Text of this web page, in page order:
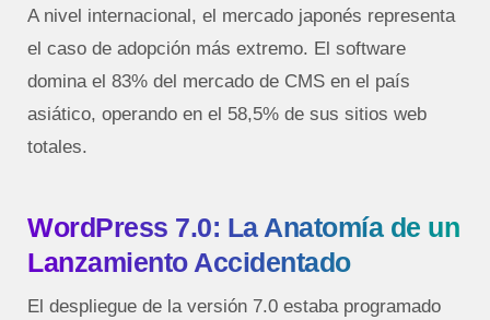
A nivel internacional, el mercado japonés representa
el caso de adopción más extremo. El software
domina el 83% del mercado de CMS en el país
asiático, operando en el 58,5% de sus sitios web
totales.
WordPress 7.0: La Anatomía de un
Lanzamiento Accidentado
El despliegue de la versión 7.0 estaba programado